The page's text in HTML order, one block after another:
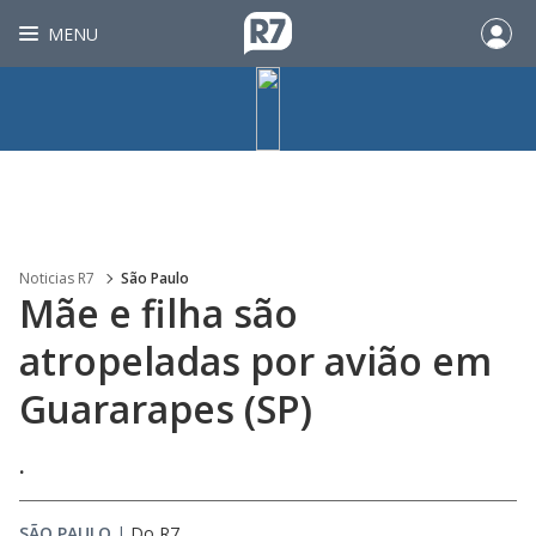
MENU
Noticias R7 São Paulo
Mãe e filha são
atropeladas por avião em
Guararapes (SP)
.